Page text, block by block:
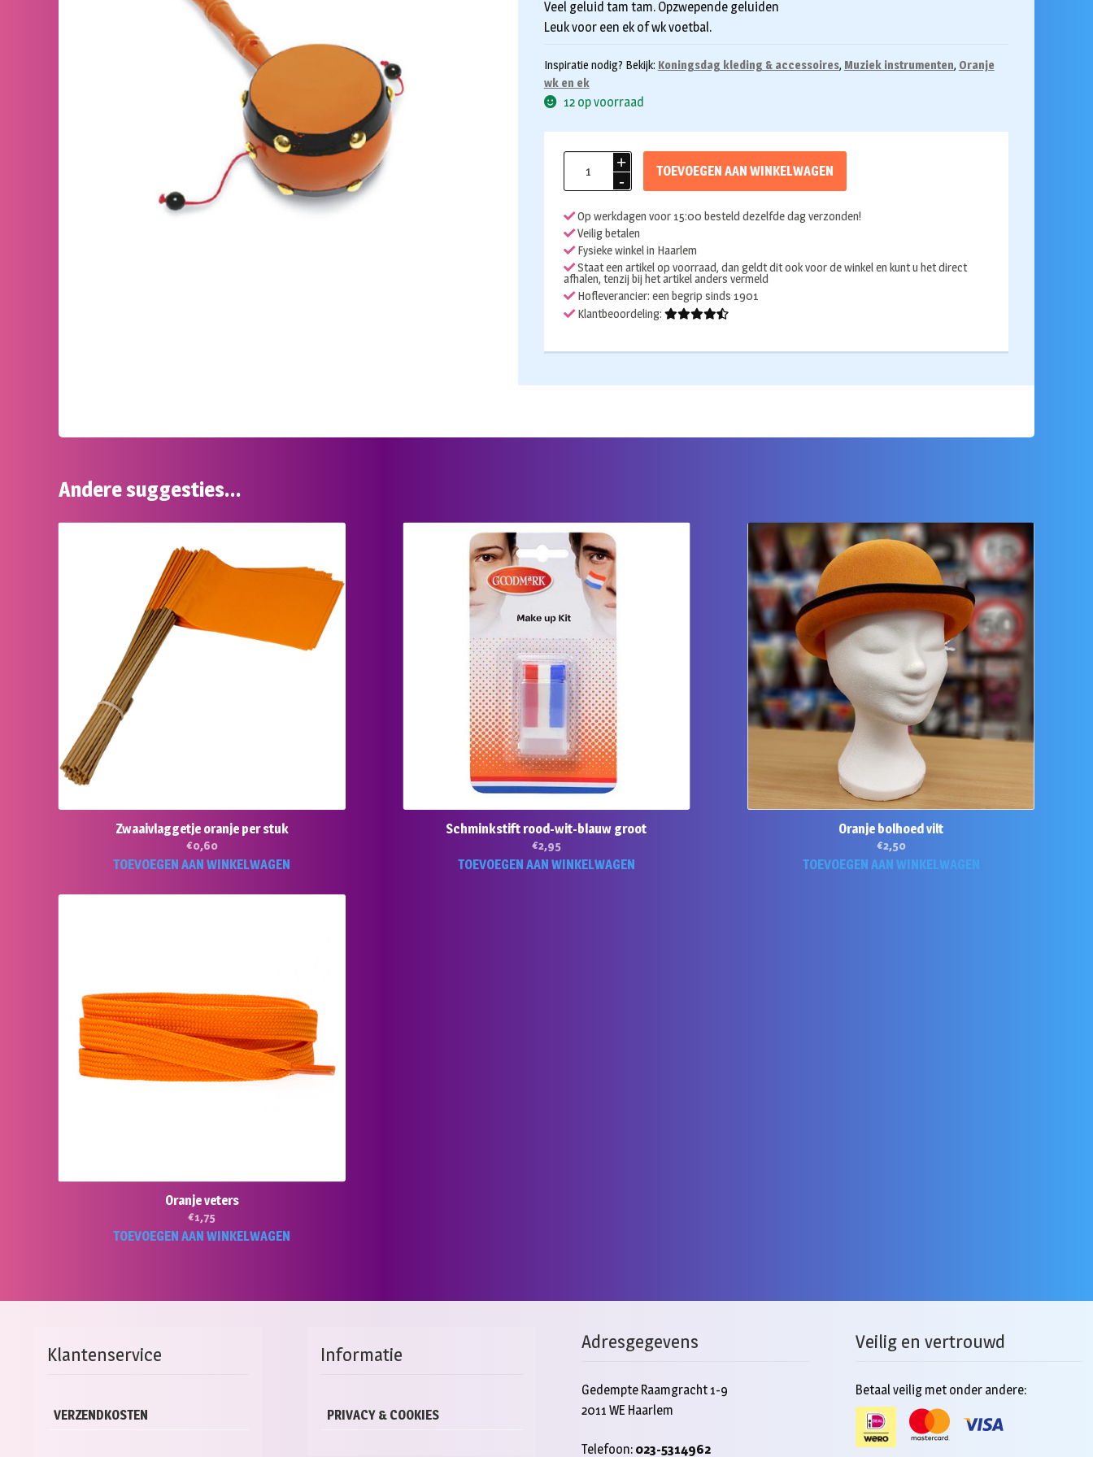
Veel geluid tam tam. Opzwepende geluiden
Leuk voor een ek of wk voetbal.
Inspiratie nodig? Bekijk: Koningsdag kleding & accessoires, Muziek instrumenten, Oranje
wk en ek
12 op voorraad
aantal
TOEVOEGEN AAN WINKELWAGEN
Op werkdagen voor 15:00 besteld dezelfde dag verzonden!
Veilig betalen
Fysieke winkel in Haarlem
Staat een artikel op voorraad, dan geldt dit ook voor de winkel en kunt u het direct
afhalen, tenzij bij het artikel anders vermeld
Hofleverancier: een begrip sinds 1901
Klantbeoordeling:
Andere suggesties…
Zwaaivlaggetje oranje per stuk
€0,60
TOEVOEGEN AAN WINKELWAGEN
Schminkstift rood-wit-blauw groot
€2,95
TOEVOEGEN AAN WINKELWAGEN
Oranje bolhoed vilt
€2,50
TOEVOEGEN AAN WINKELWAGEN
Oranje veters
€1,75
TOEVOEGEN AAN WINKELWAGEN
Klantenservice
VERZENDKOSTEN
Informatie
PRIVACY & COOKIES
Adresgegevens
Gedempte Raamgracht 1-9
2011 WE Haarlem
Telefoon: 023-5314962
Veilig en vertrouwd
Betaal veilig met onder andere: